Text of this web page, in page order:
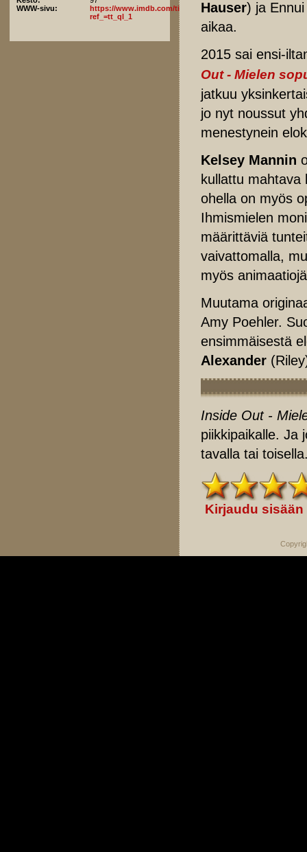
WWW-sivu:
https://www.imdb.com/title/tt22022452/fullcredits/?
ref_=tt_ql_1
Hauser) ja
aikaa.
2015 sai ensi-
Out - Mielen
jatkuu
jo nyt noussut
menestynein
Kelsey Mannin
kullattu mahtava
ohella on myös
Ihmismielen
määrittäviä
vaivattomalla,
myös
Muutama
Amy Poehler.
ensimmäisestä
Alexander
Inside Out -
piikkipaikalle. Ja
tavalla tai
Kirjaudu sisään